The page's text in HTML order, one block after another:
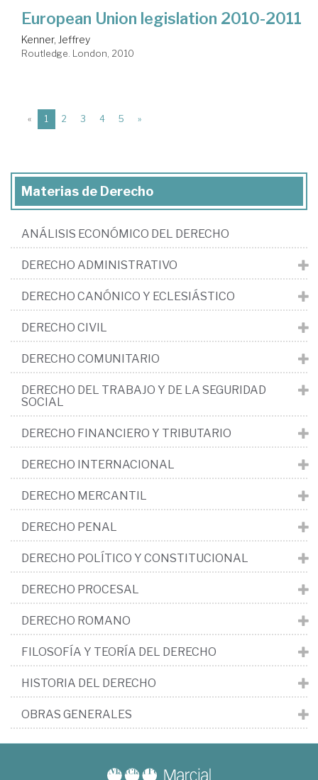
European Union legislation 2010-2011
Kenner, Jeffrey
Routledge. London, 2010
« 1 (current)
2 3 4 5 »
Materias de Derecho
ANÁLISIS ECONÓMICO DEL DERECHO
DERECHO ADMINISTRATIVO
DERECHO CANÓNICO Y ECLESIÁSTICO
DERECHO CIVIL
DERECHO COMUNITARIO
DERECHO DEL TRABAJO Y DE LA SEGURIDAD
SOCIAL
DERECHO FINANCIERO Y TRIBUTARIO
DERECHO INTERNACIONAL
DERECHO MERCANTIL
DERECHO PENAL
DERECHO POLÍTICO Y CONSTITUCIONAL
DERECHO PROCESAL
DERECHO ROMANO
FILOSOFÍA Y TEORÍA DEL DERECHO
HISTORIA DEL DERECHO
OBRAS GENERALES